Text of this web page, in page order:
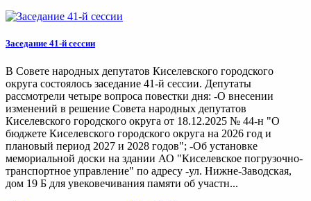
Заседание 41-й сессии
В Совете народных депутатов Киселевского городского
округа состоялось заседание 41-й сессии. Депутаты
рассмотрели четыре вопроса повестки дня: -О внесении
изменений в решение Совета народных депутатов
Киселевского городского округа от 18.12.2025 № 44-н "О
бюджете Киселевского городского округа на 2026 год и
плановый период 2027 и 2028 годов"; -Об установке
мемориальной доски на здании АО "Киселевское погрузочно-
транспортное управление" по адресу -ул. Нижне-Заводская,
дом 19 Б для увековечивания памяти об участн...